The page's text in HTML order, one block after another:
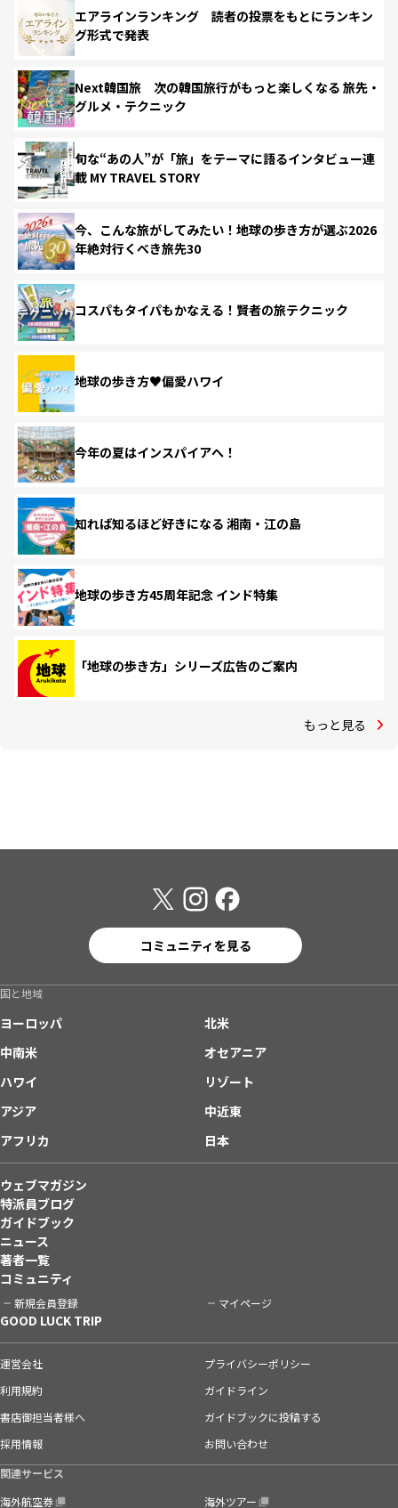
エアラインランキング 読者の投票をもとにランキン
グ形式で発表
Next韓国旅 次の韓国旅行がもっと楽しくなる 旅先・
グルメ・テクニック
旬な“あの人”が「旅」をテーマに語るインタビュー連
載 MY TRAVEL STORY
今、こんな旅がしてみたい！地球の歩き方が選ぶ2026
年絶対行くべき旅先30
コスパもタイパもかなえる！賢者の旅テクニック
地球の歩き方♥偏愛ハワイ
今年の夏はインスパイアへ！
知れば知るほど好きになる 湘南・江の島
地球の歩き方45周年記念 インド特集
「地球の歩き方」シリーズ広告のご案内
もっと見る
コミュニティを見る
国と地域
ヨーロッパ
北米
中南米
オセアニア
ハワイ
リゾート
アジア
中近東
アフリカ
日本
ウェブマガジン
特派員ブログ
ガイドブック
ニュース
著者一覧
コミュニティ
新規会員登録 マイページ
GOOD LUCK TRIP
運営会社
プライバシーポリシー
利用規約
ガイドライン
書店御担当者様へ
ガイドブックに投稿する
採用情報
お問い合わせ
関連サービス
海外航空券
海外ツアー